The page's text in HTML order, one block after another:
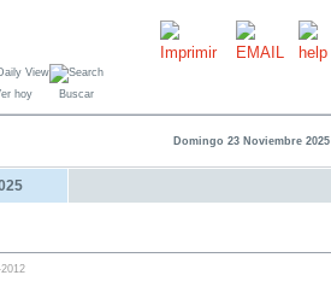
hoy Buscar
Domingo 23 Noviembre 2025